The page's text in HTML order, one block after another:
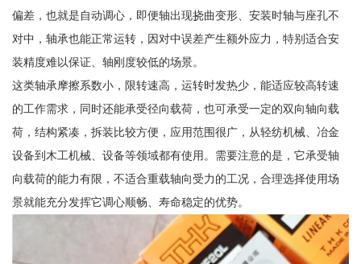
偏差，也就是自动调心，即便轴出现挠曲变形、安装时轴与座孔不
对中，轴承也能正常运转，因对中误差产生额外应力，特别适合安
装精度难以保证、轴刚度较低的场景。
这类轴承摩擦系数小，限转速高，运转时发热少，能适应较高转速
的工作需求，同时还能承受径向载荷，也可承受一定的双向轴向载
荷，结构紧凑，拆装比较方便，应用范围很广，从轻纺机械、冶金
设备到木工机械、设备等领域都有使用。需要注意的是，它承受轴
向载荷的能力有限，不适合重载轴向受力的工况，合理选择使用场
景就能充分发挥它调心顺畅、寿命稳定的优势。